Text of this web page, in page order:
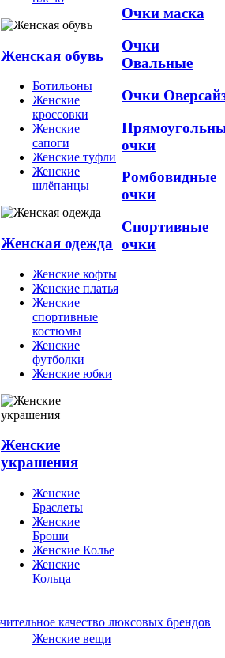
Женская обувь
Ботильоны
Женские
кроссовки
Женские
сапоги
Женские туфли
Женские
шлёпанцы
Женская одежда
Женские кофты
Женские платья
Женские
спортивные
костюмы
Женские
футболки
Женские юбки
Женские
украшения
Женские
Браслеты
Женские
Броши
Женские Колье
Женские
Кольца
Очки маска
Очки
Овальные
Очки
очки
Ромбовидные
очки
Спортивные
очки
Женские вещи